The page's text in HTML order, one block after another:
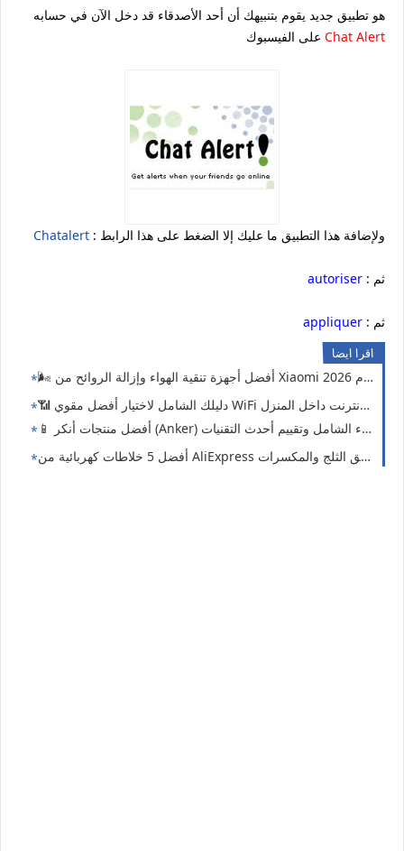
هو تطبيق جديد يقوم بتنبيهك أن أحد الأصدقاء قد دخل الآن في حسابه
Chat Alert
Chatalert : ولإضافة هذا التطبيق ما عليك إلا الضغط على هذا الرابط
autoriser : ثم
appliquer : ثم
اقرا ايضا